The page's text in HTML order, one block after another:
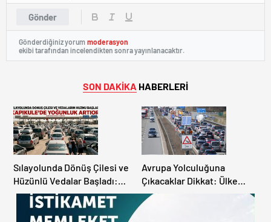
Gönder
Gönderdiğiniz yorum moderasyon
ekibi tarafından incelendikten sonra yayınlanacaktır.
SON DAKİKA HABERLERİ
Sılayolunda Dönüş Çilesi ve
Hüzünlü Vedalar Başladı:
Kapıkule’de Yoğunluk
Artıyor!
Avrupa Yolculuğuna
Çıkacaklar Dikkat: Ülke
Ülke Güncel Trafik Kuralları,
Avrupa Otoyol Hız Limitleri